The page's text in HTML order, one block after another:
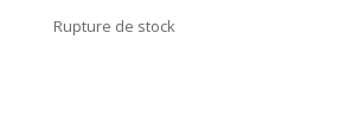
Rupture de stock